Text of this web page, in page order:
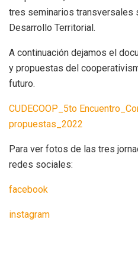
tres seminarios transversales
Desarrollo Territorial.
A continuación dejamos el
y propuestas del
futuro.
CUDECOOP_5to
propuestas_2022
Para ver fotos de las tres
redes sociales:
facebook
instagram